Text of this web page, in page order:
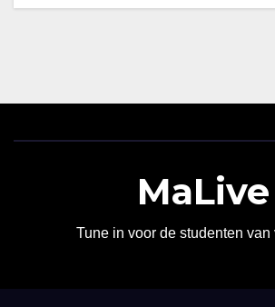
MaLive
Tune in voor de studenten van